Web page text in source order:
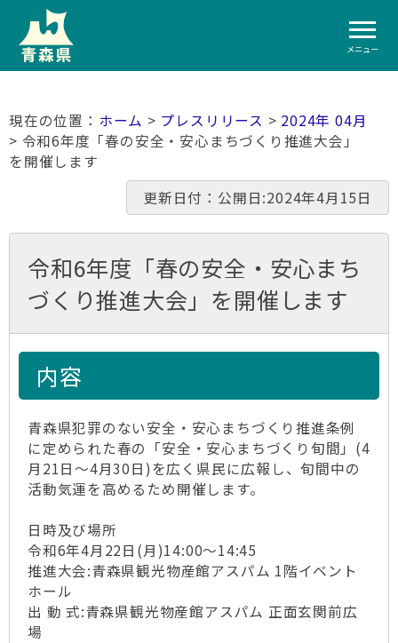
メニュー
ホーム > プレスリリース > 2024年 04月
> 令和6年度「春の安全・安心まちづくり推進大会」
を開催します
更新日付：公開日:2024年4月15日
令和6年度「春の安全・安心まち
づくり推進大会」を開催します
内容
青森県犯罪のない安全・安心まちづくり推進条例
に定められた春の「安全・安心まちづくり旬間」(4
月21日～4月30日)を広く県民に広報し、旬間中の
活動気運を高めるため開催します。
日時及び場所
令和6年4月22日(月)14:00～14:45
推進大会:青森県観光物産館アスパム 1階イベント
ホール
出 動 式:青森県観光物産館アスパム 正面玄関前広
場